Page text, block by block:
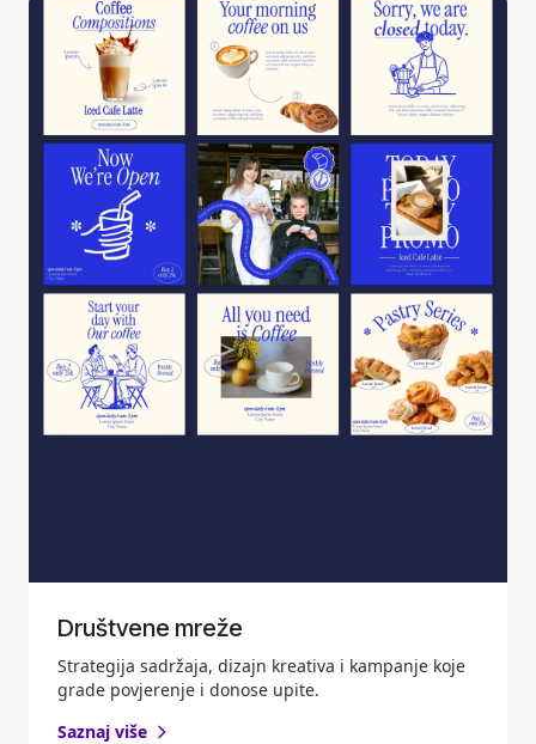
Društvene mreže
Strategija sadržaja, dizajn kreativa i kampanje koje
grade povjerenje i donose upite.
Saznaj više